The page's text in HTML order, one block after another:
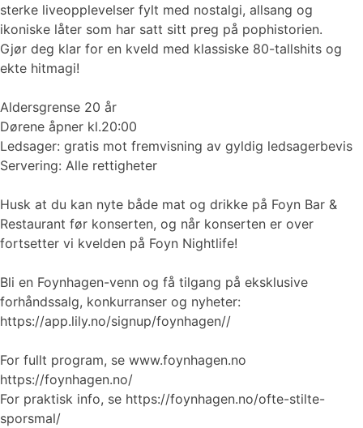
sterke liveopplevelser fylt med nostalgi, allsang og
ikoniske låter som har satt sitt preg på pophistorien.
Gjør deg klar for en kveld med klassiske 80-tallshits og
ekte hitmagi!
Aldersgrense 20 år
Dørene åpner kl.20:00
Ledsager: gratis mot fremvisning av gyldig ledsagerbevis
Servering: Alle rettigheter
Husk at du kan nyte både mat og drikke på Foyn Bar &
Restaurant før konserten, og når konserten er over
fortsetter vi kvelden på Foyn Nightlife!
Bli en Foynhagen-venn og få tilgang på eksklusive
forhåndssalg, konkurranser og nyheter:
https://app.lily.no/signup/foynhagen//
For fullt program, se www.foynhagen.no
https://foynhagen.no/
For praktisk info, se https://foynhagen.no/ofte-stilte-
sporsmal/